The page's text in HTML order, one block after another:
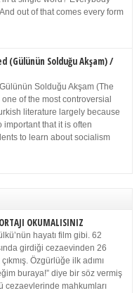
out of that comes every form
(Gülünün Solduğu Akşam) /
Solduğu Akşam (The
of the most controversial
literature largely because
important that it is often
to learn about socialism
OKUMALISINIZ
hayatı film gibi. 62
girdiği cezaevinden 26
Özgürlüğe ilk adımı
buraya!” diye bir söz vermiş
cezaevlerinde mahkumları